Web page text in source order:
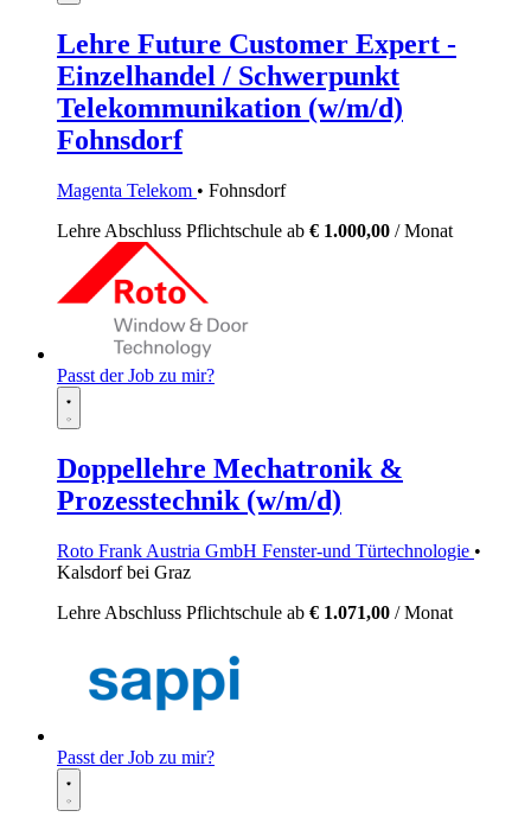
Lehre Future Customer Expert -
Einzelhandel / Schwerpunkt
Telekommunikation (w/m/d)
Fohnsdorf
Magenta Telekom • Fohnsdorf
Lehre Abschluss Pflichtschule ab € 1.000,00 / Monat
Passt der Job zu mir?
Doppellehre Mechatronik &
Prozesstechnik (w/m/d)
Roto Frank Austria GmbH Fenster-und Türtechnologie •
Kalsdorf bei Graz
Lehre Abschluss Pflichtschule ab € 1.071,00 / Monat
Passt der Job zu mir?